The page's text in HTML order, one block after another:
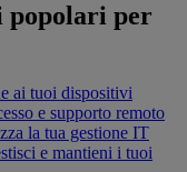
popolari per
ai tuoi dispositivi
e supporto remoto
la tua gestione IT
e mantieni i tuoi